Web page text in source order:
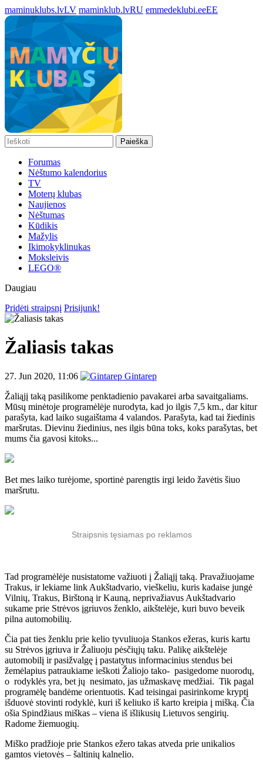
maminuklubs.lvLV maminklub.lvRU emmedeklubi.eeEE
Paieška
Forumas
Nėštumo kalendorius
TV
Moterų klubas
Naujienos
Nėštumas
Kūdikis
Mažylis
Ikimokyklinukas
Moksleivis
LEGO®
Daugiau
Pridėti straipsnį Prisijunk!
Žaliasis takas
27. Jun 2020, 11:06
Gintarep
Žaliąjį taką pasilikome penktadienio pavakarei arba savaitgaliams.
Mūsų minėtoje programėlėje nurodyta, kad jo ilgis 7,5 km., dar kitur
parašyta, kad laiko sugaištama 4 valandos. Parašyta, kad tai žiedinis
maršrutas. Dievinu žiedinius, nes ilgis būna toks, koks parašytas, bet
mums čia gavosi kitoks...
Bet mes laiko turėjome, sportinė parengtis irgi leido žavėtis šiuo
maršrutu.
Straipsnis tęsiamas po reklamos
Tad programėlėje nusistatome važiuoti į Žaliąjį taką. Pravažiuojame
Trakus, ir lekiame link Aukštadvario, vieškeliu, kuris kadaise jungė
Vilnių, Trakus, Birštoną ir Kauną, neprivažiavus Aukštadvario
sukame prie Strėvos įgriuvos ženklo, aikštelėje, kuri buvo beveik
pilna automobilių.
Čia pat ties ženklu prie kelio tyvuliuoja Stankos ežeras, kuris kartu
su Strėvos įgriuva ir Žaliuoju pėsčiųjų taku. Palikę aikštelėje
automobilį ir pasižvalgę į pastatytus informacinius stendus bei
žemėlapius patraukiame ieškoti Žaliojo tako- pasigedome nuorodų,
o rodyklės yra, bet jų nesimato, jas užmaskavę medžiai. Tik pagal
programėlę bandėme orientuotis. Kad teisingai pasirinkome kryptį
išduovė stovinti rodyklė, kuri iš keliuko iš karto kreipia į mišką. Čia
ošia Spindžiaus miškas – viena iš išlikusių Lietuvos sengirių.
Radome žiemuogių.
Miško pradžioje prie Stankos ežero takas atveda prie unikalios
gamtos vietovės – šaltinių kalnelio.